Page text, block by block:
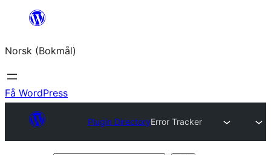
Hopp
innhold
Norsk (Bokmål)
Få WordPress
Plugin DirectoryError Tracker